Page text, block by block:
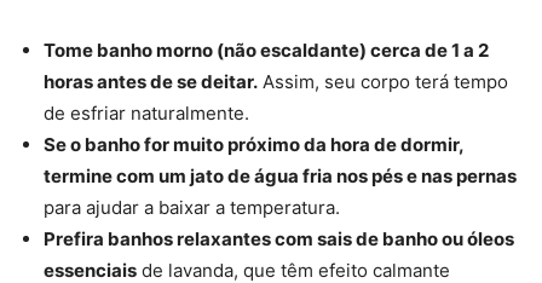
Tome banho morno (não escaldante) cerca de 1 a 2
horas antes de se deitar. Assim, seu corpo terá tempo
de esfriar naturalmente.
Se o banho for muito próximo da hora de dormir,
termine com um jato de água fria nos pés e nas pernas
para ajudar a baixar a temperatura.
Prefira banhos relaxantes com sais de banho ou óleos
essenciais de lavanda, que têm efeito calmante